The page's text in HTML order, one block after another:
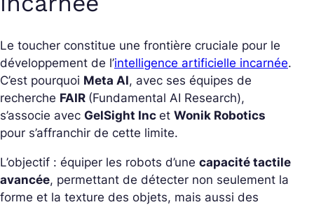
Le toucher constitue une frontière cruciale pour le
développement de l’intelligence artificielle incarnée.
C’est pourquoi Meta AI, avec ses équipes de
recherche FAIR (Fundamental AI Research),
s’associe avec GelSight Inc et Wonik Robotics
pour s’affranchir de cette limite.
L’objectif : équiper les robots d’une capacité tactile
avancée, permettant de détecter non seulement la
forme et la texture des objets, mais aussi des